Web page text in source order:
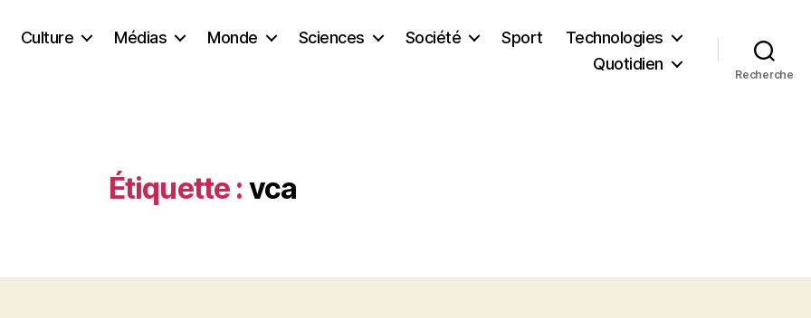
Culture Médias Monde Sciences Société Sport
Technologies
Quotidien
Recherche
Étiquette : vca